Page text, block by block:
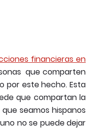
financieras en
que comparten
por este hecho. Esta
que compartan la
seamos hispanos
no se puede dejar